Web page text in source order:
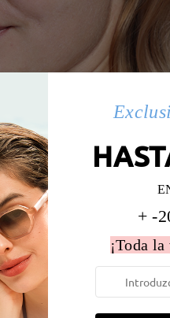
+ -
¡Toda